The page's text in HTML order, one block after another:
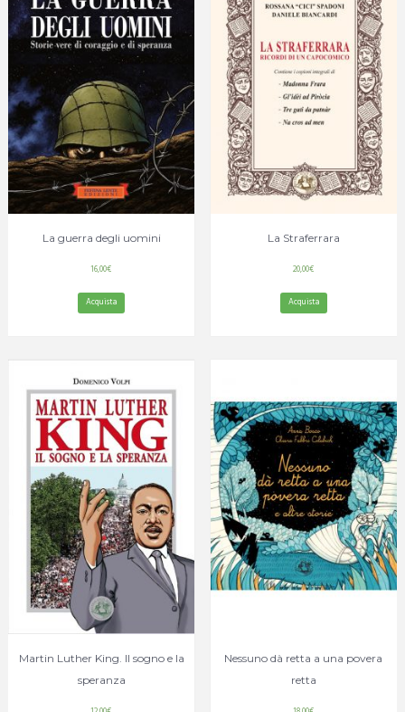
La guerra degli uomini
16,00€
Acquista
La Straferrara
20,00€
Acquista
Martin Luther King. Il sogno e la
speranza
Nessuno dà retta a una povera
retta